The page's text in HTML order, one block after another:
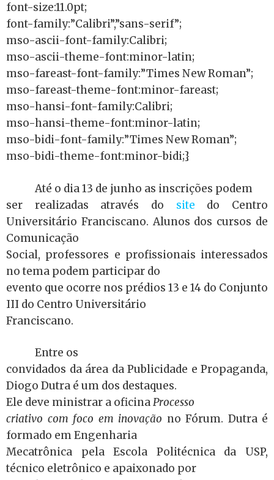
font-size:11.0pt;
font-family:”Calibri”,”sans-serif”;
mso-ascii-font-family:Calibri;
mso-ascii-theme-font:minor-latin;
mso-fareast-font-family:”Times New Roman”;
mso-fareast-theme-font:minor-fareast;
mso-hansi-font-family:Calibri;
mso-hansi-theme-font:minor-latin;
mso-bidi-font-family:”Times New Roman”;
mso-bidi-theme-font:minor-bidi;}
Até o dia 13 de junho as inscrições podem
ser realizadas através do site do Centro
Universitário Franciscano. Alunos dos cursos de
Comunicação
Social, professores e profissionais interessados
no tema podem participar do
evento que ocorre nos prédios 13 e 14 do Conjunto
III do Centro Universitário
Franciscano.
Entre os
convidados da área da Publicidade e Propaganda,
Diogo Dutra é um dos destaques.
Ele deve ministrar a oficinaProcesso
criativo com foco em inovação no Fórum. Dutra é
formado em Engenharia
Mecatrônica pela Escola Politécnica da USP,
técnico eletrônico e apaixonado por